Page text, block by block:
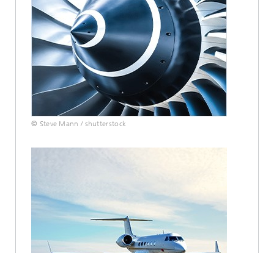
© Steve Mann / shutterstock